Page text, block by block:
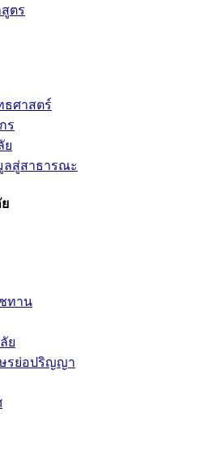
ตร
ธศาสตร์
ร
ย
ลสู่สาธารณะ
ทาน
ย
รย่อปริญญา